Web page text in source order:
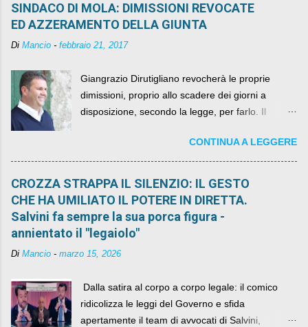
SINDACO DI MOLA: DIMISSIONI REVOCATE
ED AZZERAMENTO DELLA GIUNTA
Di Mancio - febbraio 21, 2017
Giangrazio Dirutigliano revocherà le proprie
dimissioni, proprio allo scadere dei giorni a
disposizione, secondo la legge, per farlo. Il
quelli che si auspicavano il contrario.CONTINUA A LEGGERE
CROZZA STRAPPA IL SILENZIO: IL GESTO
CHE HA UMILIATO IL POTERE IN DIRETTA.
Salvini fa sempre la sua porca figura -
annientato il "legaiolo"
Di Mancio - marzo 15, 2026
​ Dalla satira al corpo a corpo legale: il comico
ridicolizza le leggi del Governo e sfida
apertamente il team di avvocati di Salvini,